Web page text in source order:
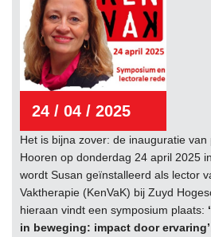
24 / 04 / 2025
Het is bijna zover: de inauguratie van
Hooren op donderdag 24 april 2025
wordt Susan geïnstalleerd als lector
Vaktherapie (KenVaK) bij Zuyd
hieraan vindt een symposium plaats:
in beweging: impact door ervaring’